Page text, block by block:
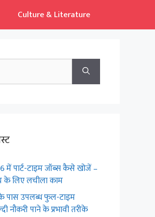
Culture & Literature
में पार्ट-टाइम जॉब्स कैसे खोजें –
के लिए लचीला काम
पास उपलब्ध फुल-टाइम
नौकरी पाने के प्रभावी तरीके